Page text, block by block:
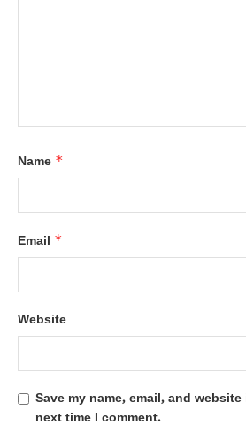
Name *
Email *
Website
Save my name, email, and
next time I comment.